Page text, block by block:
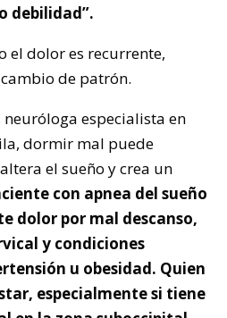
debilidad”.
el dolor es recurrente,
de patrón.
especialista en
dormir mal puede
el sueño y crea un
con apnea del sueño
dolor por mal descanso,
y condiciones
u obesidad. Quien
especialmente si tiene